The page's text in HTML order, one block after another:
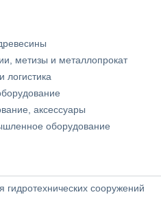
метизы и металлопрокат
логистика
аксессуары
оборудование
гидротехнических сооружений